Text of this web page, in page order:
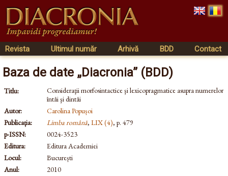
Revista Ultimul număr Arhivă BDD Contact
Baza de date „Diacronia” (BDD)
Titlu:
Consideraţii morfosintactice şi lexicopragmatice asupra numerelor
întâi şi dintâi
Autor:
Carolina Popușoi
Publicația:
Limba română, LIX (4), p. 479
p-ISSN:
0024-3523
Editura:
Editura Academiei
Locul:
București
Anul:
2010